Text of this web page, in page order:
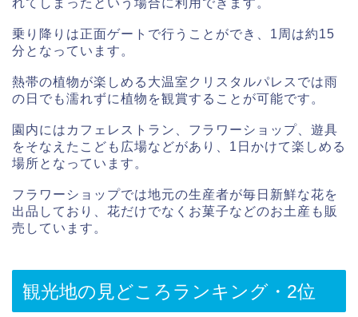
れてしまったという場合に利用できます。
乗り降りは正面ゲートで行うことができ、1周は約15
分となっています。
熱帯の植物が楽しめる大温室クリスタルパレスでは雨
の日でも濡れずに植物を観賞することが可能です。
園内にはカフェレストラン、フラワーショップ、遊具
をそなえたこども広場などがあり、1日かけて楽しめる
場所となっています。
フラワーショップでは地元の生産者が毎日新鮮な花を
出品しており、花だけでなくお菓子などのお土産も販
売しています。
観光地の見どころランキング・2位